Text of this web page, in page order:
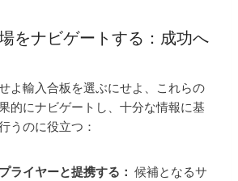
をナビゲートする：成功へ
よ輸入合板を選ぶにせよ、これらの
的にナビゲートし、十分な情報に基
うのに役立つ：
ライヤーと提携する： 候補となるサ